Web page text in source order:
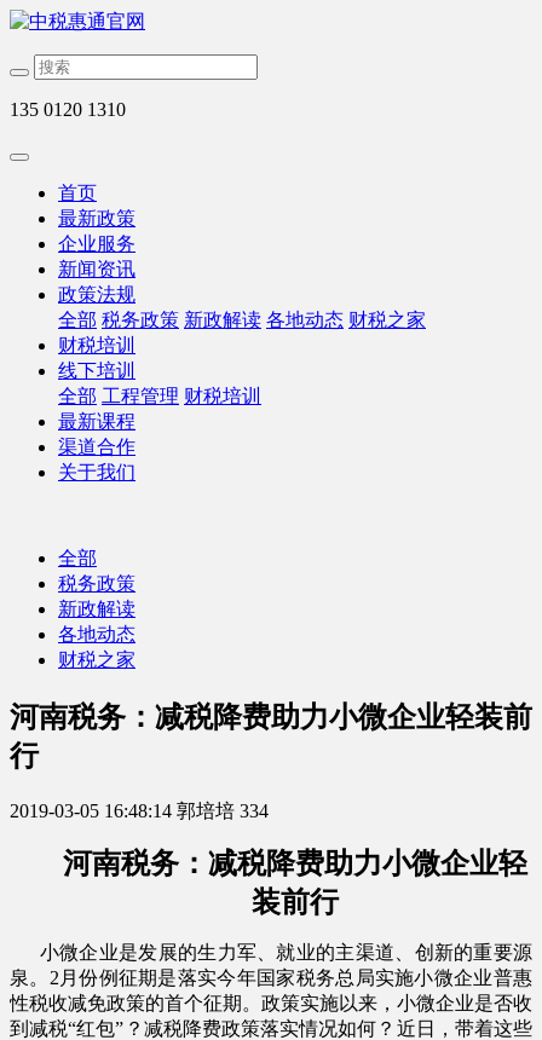
135 0120 1310
首页
最新政策
企业服务
新闻资讯
政策法规
全部 税务政策 新政解读 各地动态 财税之家
财税培训
线下培训
全部 工程管理 财税培训
最新课程
渠道合作
关于我们
全部
税务政策
新政解读
各地动态
财税之家
河南税务：减税降费助力小微企业轻装前
行
2019-03-05 16:48:14 郭培培 334
河南税务：减税降费助力小微企业轻
装前行
小微企业是发展的生力军、就业的主渠道、创新的重要源
泉。2月份例征期是落实今年国家税务总局实施小微企业普惠
性税收减免政策的首个征期。政策实施以来，小微企业是否收
到减税“红包”？减税降费政策落实情况如何？近日，带着这些